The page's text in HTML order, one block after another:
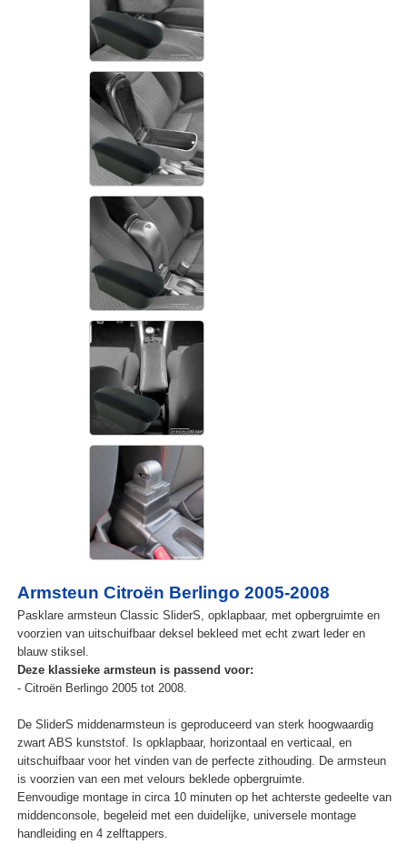
Armsteun Citroën Berlingo 2005-2008
Pasklare armsteun Classic SliderS, opklapbaar, met opbergruimte en
voorzien van uitschuifbaar deksel bekleed met echt zwart leder en
blauw stiksel.
Deze klassieke armsteun is passend voor:
- Citroën Berlingo 2005 tot 2008.
De SliderS middenarmsteun is geproduceerd van sterk hoogwaardig
zwart ABS kunststof. Is opklapbaar, horizontaal en verticaal, en
uitschuifbaar voor het vinden van de perfecte zithouding. De armsteun
is voorzien van een met velours beklede opbergruimte.
Eenvoudige montage in circa 10 minuten op het achterste gedeelte van
middenconsole, begeleid met een duidelijke, universele montage
handleiding en 4 zelftappers.